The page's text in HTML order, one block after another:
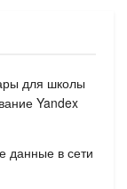
для школы
Yandex
данные в сети